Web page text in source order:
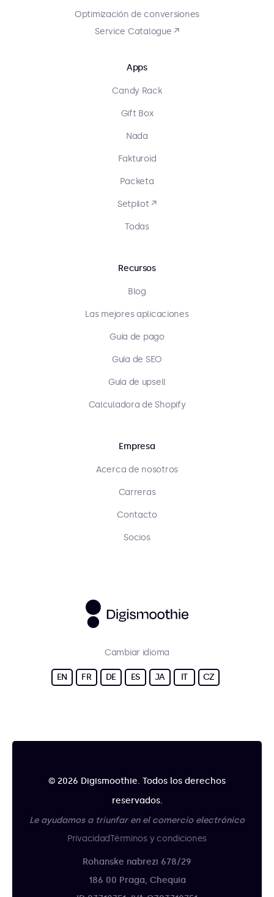
Optimización de conversiones
Service Catalogue ↗
Apps
Candy Rack
Gift Box
Nada
Fakturoid
Packeta
Setpilot ↗
Todas
Recursos
Blog
Las mejores aplicaciones
Guía de pago
Guía de SEO
Guía de upsell
Calculadora de Shopify
Empresa
Acerca de nosotros
Carreras
Contacto
Socios
Cambiar idioma
EN FR DE ES JA IT CZ
© 2026 Digismoothie. Todos los derechos
reservados.
Le ayudamos a triunfar en el comercio electrónico
PrivacidadTérminos y condiciones
Rohanske nabrezi 678/29
186 00 Praga, Chequia